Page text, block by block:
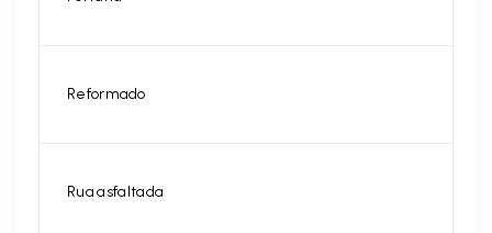
Reformado
Rua asfaltada